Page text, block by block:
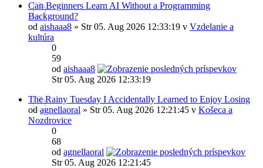
Can Beginners Learn AI Without a Programming
Background?
od aishaaa8 » Str 05. Aug 2026 12:33:19 v Vzdelanie a
kultúra
0
59
od aishaaa8
Str 05. Aug 2026 12:33:19
The Rainy Tuesday I Accidentally Learned to Enjoy Losing
odagnellaoral » Str 05. Aug 2026 12:21:45 v Košeca a
Nozdrovice
0
68
od agnellaoral
Str 05. Aug 2026 12:21:45